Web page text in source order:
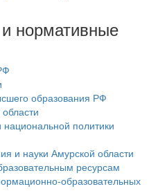
нормативные
образования РФ
национальной политики
и науки Амурской области
ресурсам
образовательных